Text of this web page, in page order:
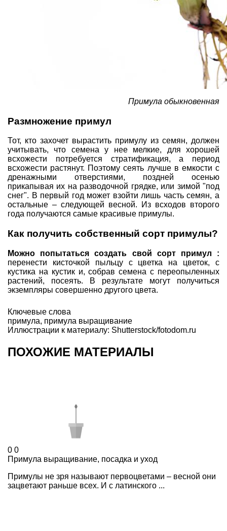
Примула обыкновенная
Размножение примул
Тот, кто захочет вырастить примулу из семян, должен
учитывать, что семена у нее мелкие, для хорошей
всхожести потребуется стратификация, а период
всхожести растянут. Поэтому сеять лучше в емкости с
дренажными отверстиями, поздней осенью
прикапывая их на разводочной грядке, или зимой "под
снег". В первый год может взойти лишь часть семян, а
остальные – следующей весной. Из всходов второго
года получаются самые красивые примулы.
Как получить собственный сорт примулы?
Можно попытаться создать свой сорт примул :
перенести кисточкой пыльцу с цветка на цветок, с
кустика на кустик и, собрав семена с переопыленных
растений, посеять. В результате могут получиться
экземпляры совершенно другого цвета.
Ключевые слова
примула, примула выращивание
Иллюстрации к материалу: Shutterstock/fotodom.ru
ПОХОЖИЕ МАТЕРИАЛЫ
0 0
Примула выращивание, посадка и уход
Примулы не зря называют первоцветами – весной они
зацветают раньше всех. И с латинского ...